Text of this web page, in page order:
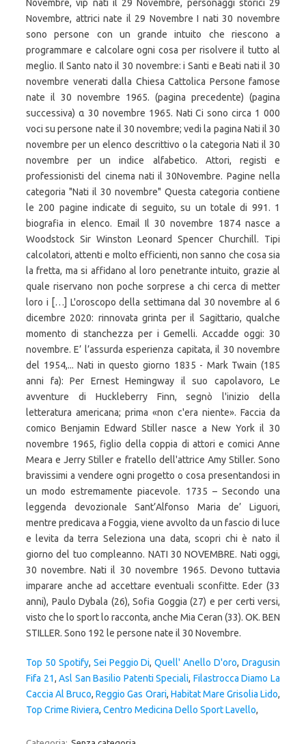
Novembre, vip nati il 29 Novembre, personaggi storici 29
Novembre, attrici nate il 29 Novembre I nati 30 novembre
sono persone con un grande intuito che riescono a
programmare e calcolare ogni cosa per risolvere il tutto al
meglio. Il Santo nato il 30 novembre: i Santi e Beati nati il 30
novembre venerati dalla Chiesa Cattolica Persone famose
nate il 30 novembre 1965. (pagina precedente) (pagina
successiva) α 30 novembre 1965. Nati Ci sono circa 1 000
voci su persone nate il 30 novembre; vedi la pagina Nati il 30
novembre per un elenco descrittivo o la categoria Nati il 30
novembre per un indice alfabetico. Attori, registi e
professionisti del cinema nati il 30Novembre. Pagine nella
categoria "Nati il 30 novembre" Questa categoria contiene
le 200 pagine indicate di seguito, su un totale di 991. 1
biografia in elenco. Email Il 30 novembre 1874 nasce a
Woodstock Sir Winston Leonard Spencer Churchill. Tipi
calcolatori, attenti e molto efficienti, non sanno che cosa sia
la fretta, ma si affidano al loro penetrante intuito, grazie al
quale riservano non poche sorprese a chi cerca di metter
loro i […] L'oroscopo della settimana dal 30 novembre al 6
dicembre 2020: rinnovata grinta per il Sagittario, qualche
momento di stanchezza per i Gemelli. Accadde oggi: 30
novembre. E’ l’assurda esperienza capitata, il 30 novembre
del 1954,... Nati in questo giorno 1835 - Mark Twain (185
anni fa): Per Ernest Hemingway il suo capolavoro, Le
avventure di Huckleberry Finn, segnò l'inizio della
letteratura americana; prima «non c'era niente». Faccia da
comico Benjamin Edward Stiller nasce a New York il 30
novembre 1965, figlio della coppia di attori e comici Anne
Meara e Jerry Stiller e fratello dell'attrice Amy Stiller. Sono
bravissimi a vendere ogni progetto o cosa presentandosi in
un modo estremamente piacevole. 1735 – Secondo una
leggenda devozionale Sant’Alfonso Maria de’ Liguori,
mentre predicava a Foggia, viene avvolto da un fascio di luce
e levita da terra Seleziona una data, scopri chi è nato il
giorno del tuo compleanno. NATI 30 NOVEMBRE. Nati oggi,
30 novembre. Nati il 30 novembre 1965. Devono tuttavia
imparare anche ad accettare eventuali sconfitte. Eder (33
anni), Paulo Dybala (26), Sofia Goggia (27) e per certi versi,
visto che lo sport lo racconta, anche Mia Ceran (33). OK. BEN
STILLER. Sono 192 le persone nate il 30 Novembre.
Top 50 Spotify, Sei Peggio Di,Quell' Anello D'oro,Dragusin
Fifa 21,Asl San Basilio Patenti Speciali, Filastrocca Diamo La
Caccia Al Bruco,Reggio Gas Orari, Habitat Mare Grisolia Lido,
Top Crime Riviera, Centro Medicina Dello Sport Lavello,